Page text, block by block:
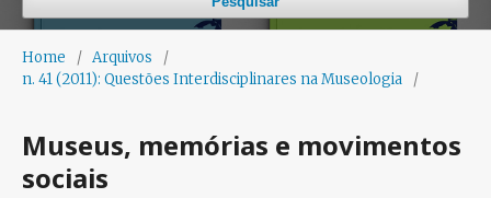
Home / Arquivos
/
n. 41 (2011): Questões Interdisciplinares na Museologia
/
Museus, memórias e movimentos
sociais